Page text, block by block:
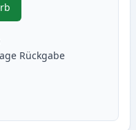
718 (2662B002AA)
Rückgabe